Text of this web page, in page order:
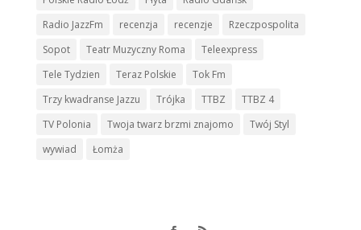
Radio JazzFm
recenzja recenzje
Rzeczpospolita
Sopot
Teatr Muzyczny Roma
Teleexpress
Tele Tydzien
Teraz Polskie
Tok Fm
Trzy kwadranse Jazzu
Trójka TTBZ
TTBZ 4
TV Polonia
Twoja twarz brzmi znajomo
Twój Styl
wywiad
Łomża